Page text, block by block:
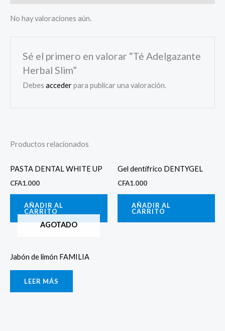
No hay valoraciones aún.
Sé el primero en valorar “Té Adelgazante
Herbal Slim”
Debesaccederpara publicar una valoración.
Productos relacionados
PASTA DENTAL WHITE UP
CFA1.000
AÑADIR AL
CARRITO
Gel dentífrico DENTYGEL
CFA1.000
AÑADIR AL
CARRITO
AGOTADO
Jabón de limón FAMILIA
LEER MÁS